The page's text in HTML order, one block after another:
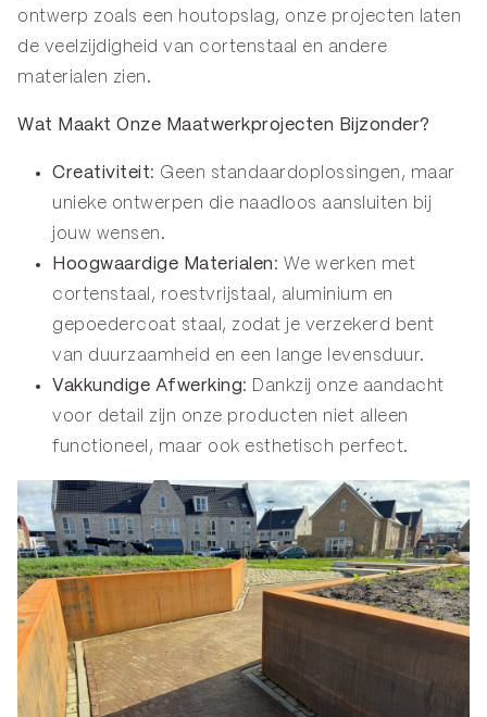
ontwerp zoals een houtopslag, onze projecten laten
de veelzijdigheid van cortenstaal en andere
materialen zien.
Wat Maakt Onze Maatwerkprojecten Bijzonder?
Creativiteit: Geen standaardoplossingen, maar
unieke ontwerpen die naadloos aansluiten bij
jouw wensen.
Hoogwaardige Materialen : We werken met
cortenstaal, roestvrijstaal, aluminium en
gepoedercoat staal, zodat je verzekerd bent
van duurzaamheid en een lange levensduur.
Vakkundige Afwerking: Dankzij onze aandacht
voor detail zijn onze producten niet alleen
functioneel, maar ook esthetisch perfect.